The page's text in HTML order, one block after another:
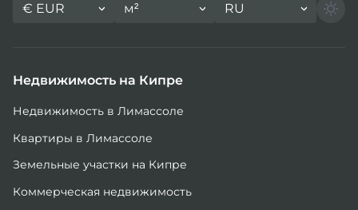
€ EUR м² RU
Недвижимость на Кипре
Недвижимость в Лимассоле
Квартиры в Лимассоле
Земельные участки на Кипре
Коммерческая недвижимость